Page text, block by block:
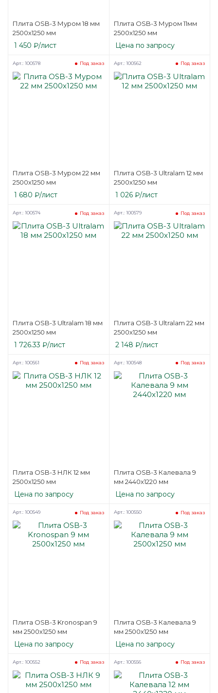
Плита OSB-3 Муром 18 мм
2500х1250 мм
1 450 ₽/лист
Плита OSB-3 Муром 11мм
2500х1250 мм
Цена по запросу
Плита OSB-3 Муром 22 мм
2500х1250 мм
Под заказ
Арт.: 100578
1 680 ₽/лист
Плита OSB-3 Ultralam 12 мм
2500х1250 мм
Под заказ
Арт.: 100562
1 026₽/лист
Плита OSB-3 Ultralam 18 мм
2500х1250 мм
Под заказ
Арт.: 100574
1 726.33 ₽/лист
Плита OSB-3 Ultralam 22 мм
2500х1250 мм
Под заказ
Арт.: 100579
2 148 ₽/лист
Плита OSB-3 НЛК 12 мм
2500х1250 мм
Под заказ
Арт.: 100561
Цена по запросу
Плита OSB-3 Калевала 9
мм 2440х1220 мм
Под заказ
Арт.: 100548
Цена по запросу
Плита OSB-3 Kronospan 9
мм 2500х1250 мм
Под заказ
Арт.: 100549
Цена по запросу
Плита OSB-3 Калевала 9
мм 2500х1250 мм
Под заказ
Арт.: 100550
Цена по запросу
Под заказ
Арт.: 100552 Под заказ
Арт.: 100556